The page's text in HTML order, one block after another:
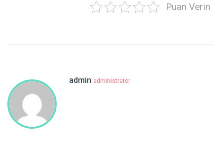
Puan Verin
admin administrator